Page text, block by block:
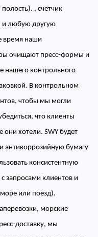
, счетчик
и любую другую
время наши
очищают пресс-формы и
нашего контрольного
В контрольном
чтобы мы могли
что клиенты
хотели. SWY будет
антикоррозийную бумагу
консистентную
с запросами клиентов и
или поезд).
морские
доставку, мы